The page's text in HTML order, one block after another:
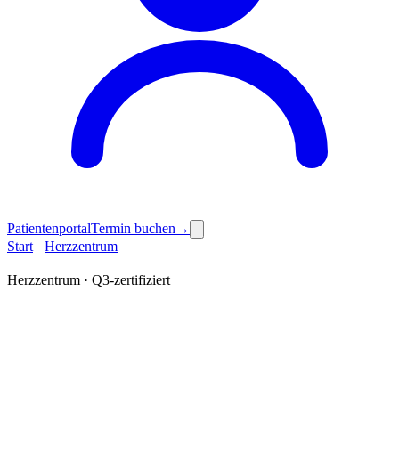
PatientenportalTermin buchen →
Start
Herzzentrum
Herzzentrum · Q3-zertifiziert